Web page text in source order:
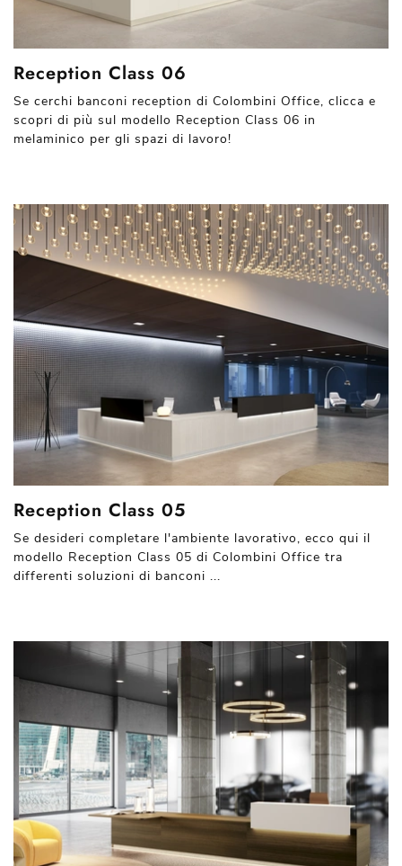
Reception Class 06
Se cerchi banconi reception di Colombini Office, clicca e
scopri di più sul modello Reception Class 06 in
melaminico per gli spazi di lavoro!
Reception Class 05
Se desideri completare l'ambiente lavorativo, ecco qui il
modello Reception Class 05 di Colombini Office tra
differenti soluzioni di banconi ...